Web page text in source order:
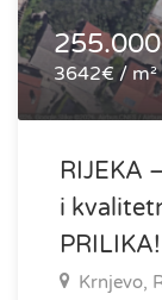
3642€ / m²
RIJEKA
i
PRILIKA!
Krnjevo,